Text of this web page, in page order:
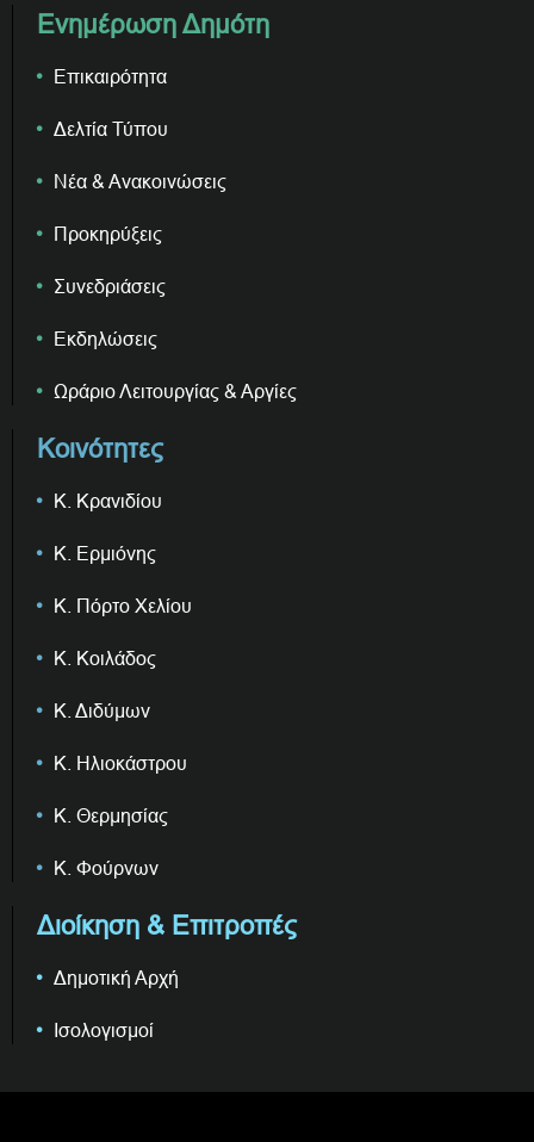
Ενημέρωση Δημότη
Επικαιρότητα
Δελτία Τύπου
Νέα & Ανακοινώσεις
Προκηρύξεις
Συνεδριάσεις
Εκδηλώσεις
Ωράριο Λειτουργίας & Αργίες
Κοινότητες
Κ. Κρανιδίου
Κ. Ερμιόνης
Κ. Πόρτο Χελίου
Κ. Κοιλάδος
Κ. Διδύμων
Κ. Ηλιοκάστρου
Κ. Θερμησίας
Κ. Φούρνων
Διοίκηση & Επιτροπές
Δημοτική Αρχή
Ισολογισμοί